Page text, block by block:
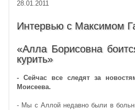
28.01.2011
Интервью с Максимом
«Алла Борисовна
курить»
- Сейчас все следят за
Моисеева.
- Мы с Аллой недавно были в